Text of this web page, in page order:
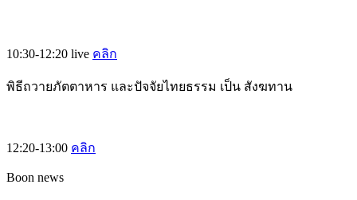
10:30-12:20 live คลิก
พิธีถวายภัตตาหาร และปัจจัยไทยธรรม เป็น สังฆทาน
12:20-13:00 คลิก
Boon news